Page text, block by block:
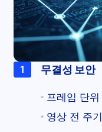
1 무결성 보안
프레임 단
영상 전 주